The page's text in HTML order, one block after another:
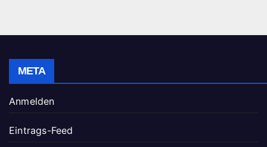
META
Anmelden
Eintrags-Feed